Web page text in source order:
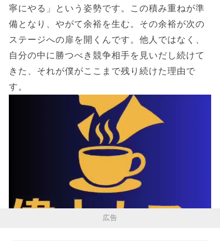
寧にやる」という姿勢です。この積み重ねが準
備となり、やがて余裕を生む。その余裕が次の
ステージへの扉を開くんです。他人ではなく、
自分の中に勝つべき競争相手を見いだし続けて
きた、それが僕がここまで残り続けた理由で
す。
広告